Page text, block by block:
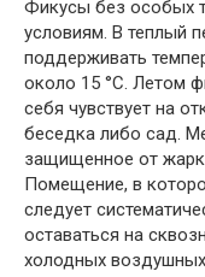
Фикусы без особых
условиям. В теплый
поддерживать
около 15 °C. Летом
себя чувствует на
беседка либо сад.
защищенное от
Помещение, в
следует
оставаться на
холодных